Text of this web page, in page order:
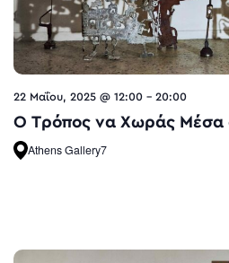
22 Μαΐου, 2025 @ 12:00 - 20:00
O Τρόπος να Χωράς Μέσα
Athens Gallery7